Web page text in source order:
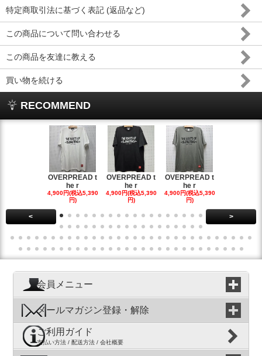
特定商取引法に基づく表記 (返品など)
この商品について問い合わせる
この商品を友達に教える
買い物を続ける
RECOMMEND
OVERPREAD t
he r
4,900円(税込5,390
円)
OVERPREAD t
he r
4,900円(税込5,390
円)
OVERPREAD t
he r
4,900円(税込5,390
円)
< >
会員メニュー
メールマガジン登録・解除
ご利用ガイド
支払い方法 / 配送方法 / 会社概要